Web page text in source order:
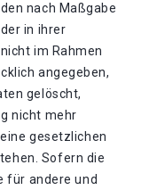
nach Maßgabe
in ihrer
im Rahmen
angegeben,
gelöscht,
nicht mehr
gesetzlichen
Sofern die
für andere und